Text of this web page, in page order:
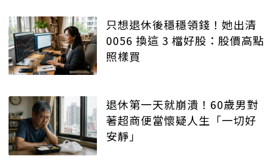
只想退休後穩穩領錢！她出清
0056 換這 3 檔好股：股價高點
照樣買
退休第一天就崩潰！60歲男對
著超商便當懷疑人生「一切好
安靜」